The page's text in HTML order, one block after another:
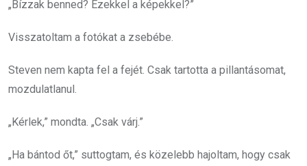
„Bízzak benned? Ezekkel a képekkel?”
Visszatoltam a fotókat a zsebébe.
Steven nem kapta fel a fejét. Csak tartotta a pillantásomat,
mozdulatlanul.
„Kérlek,” mondta. „Csak várj.”
„Ha bántod őt,” suttogtam, és közelebb hajoltam, hogy csak